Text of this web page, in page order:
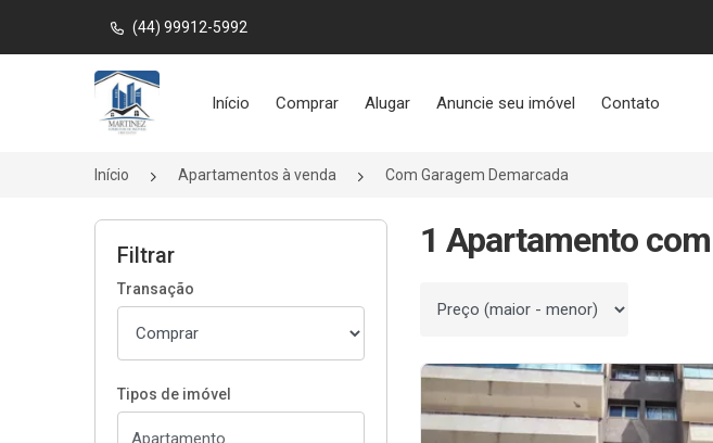
(44) 99912-5992
Página inicial
Início Comprar Alugar Anuncie seu imóvel Contato
Início Apartamentos à venda Com Garagem Demarcada
Filtrar
Transação
Tipos de imóvel
1 Apartamento
Ordenar por